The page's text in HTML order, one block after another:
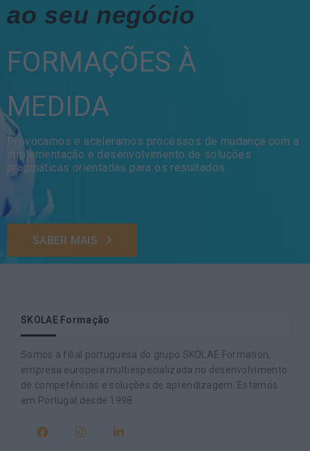
ao seu negócio
FORMAÇÕES À
MEDIDA
Provocamos e aceleramos processos de mudança com a
implementação e desenvolvimento de soluções
pragmáticas orientadas para os resultados
SABER MAIS
SKOLAE Formação
Somos a filial portuguesa do grupo SKOLAE Formation,
empresa europeia multiespecializada no desenvolvimento
de competências e soluções de aprendizagem. Estamos
em Portugal desde 1998.